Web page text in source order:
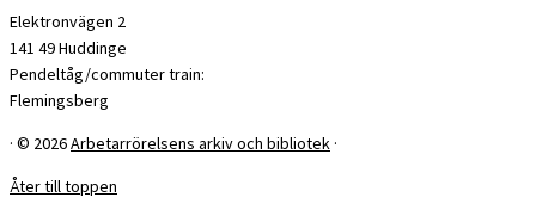
Elektronvägen 2
141 49 Huddinge
Pendeltåg/commuter train:
Flemingsberg
· © 2026Arbetarrörelsens arkiv och bibliotek ·
Åter till toppen